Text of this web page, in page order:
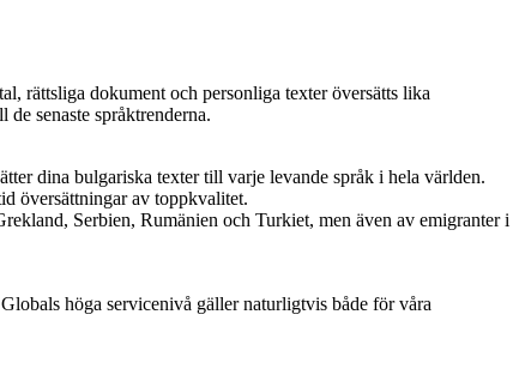
rättsliga dokument och personliga texter översätts lika
senaste språktrenderna.
dina bulgariska texter till varje levande språk i hela världen.
översättningar av toppkvalitet.
Serbien, Rumänien och Turkiet, men även av emigranter i
höga servicenivå gäller naturligtvis både för våra